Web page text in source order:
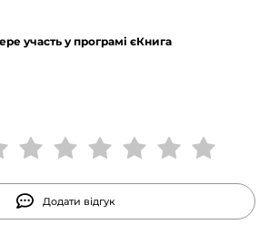
людини, то вагоміші ці
на тому, що всі ми маємо потенціал
дає нам рекомендації щодо
ефективності.
участь у програмі єКнига
Додати відгук